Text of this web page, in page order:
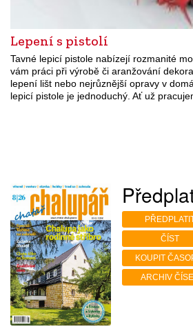
Lepení s pistolí
Tavné lepicí pistole nabízejí rozmanité
vám práci při výrobě či aranžování
lepení lišt nebo nejrůznější opravy v
lepicí pistole je jednoduchý. Ať už
ČÍST
KOUPIT
ARCHIV